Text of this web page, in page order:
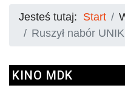
Jesteś tutaj: Start
Ruszył nabór
KINO MDK